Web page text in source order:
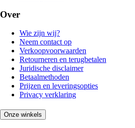
Over
Wie zijn wij?
Neem contact op
Verkoopvoorwaarden
Retourneren en terugbetalen
Juridische disclaimer
Betaalmethoden
Prijzen en leveringsopties
Privacy verklaring
Onze winkels